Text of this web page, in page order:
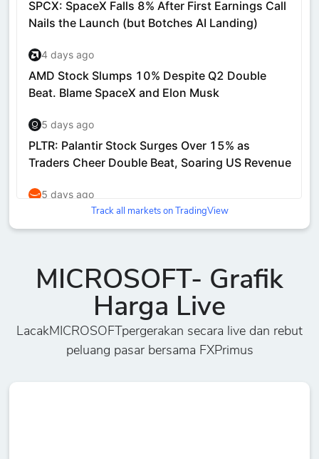
Track all markets on TradingView
MICROSOFT- Grafik
Harga Live
LacakMICROSOFTpergerakan secara live dan rebut
peluang pasar bersama FXPrimus